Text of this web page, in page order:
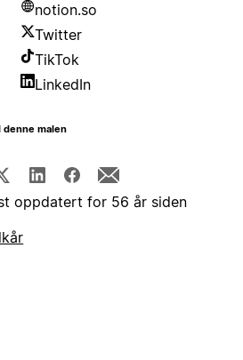
notion.so
Twitter
TikTok
LinkedIn
denne malen
oppdatert for 56 år siden